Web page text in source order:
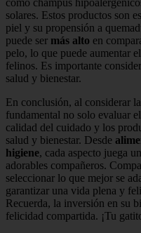
como champús
solares. Estos productos son
piel y su propensión a
puede ser más alto en
pelo, lo que puede aumentar el
felinos. Es importante
salud y bienestar.
En conclusión, al considerar
fundamental no solo evaluar el
calidad del cuidado y los
salud y bienestar. Desde
higiene, cada aspecto juega
adorables compañeros.
seleccionar lo que mejor se
garantizar una vida plena y
Recuerda, la inversión en su
felicidad compartida. ¡Tu